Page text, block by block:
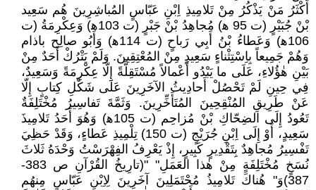
أَكْثَرُ مَنْ يَذْكُرُ مِنْ تَلامِيذِ اِبْنِ عَبّاسٍ المُباشِرِينَ هُم سَعِيد
بْنْ جُبَيْرٍ (ت 95 ﮬ) مُجاهِدُ بْنْ جَبْرٍ (ت 103ﮬ) وَعِكْرِمَةُ (ت
106ﮬ) وَعَطاءُ بْنُ أَبِي رَباحٍ (ت 114ﮬ) وَأَبُو صالِح باذام
وَهُمْ جَمِيعاً بِاِسْتِثْناءٍ سَعِيدٍ مِنْ المُعْتِقِينَ. وَلَمْ يَتْرُكْ أَحَدٌ مِنْ
بَيْنِ هٰؤُلاءِ، عَلَى ما يَبْدُو أَعْمالاً مُسْتَقِلَّةً إِلّا عِكْرِمَةً وَسَعِيدٌ،
فِي حِينِ لَمْ تَحْصُلْ أَحادِيثُ الآخَرِينَ عَلَى شَكْلِ كِتابٍ إِلّا
عَنْ طَرِيقِ المُنْقِحِينَ المُتَأَخِّرِينَ. وَثَمَّةَ تَفاسِيرُ مُخْتَلِفَةٌ
تَعُودُ إِلَى الضِحّاكِ بْنْ مُزاحِم (ت 105ﮬ) وَهُوَ أَحَدُ تَلامِيذَ
سَعِيدٍ، أَوْ إِلَى اِبْنِ جُرَيْجٍ (ت 150) تِلْمِيذِ عَطاءٍ، وَقَدْ حَظِيَ
تَفْسِيرُ مُجاهِدٌ بِتَقْدِيرٍ كَبِيرٍ، إِذْ يَعْرِفُ الفِهْرَسْتُ وَحْدَهُ ثَلاثَ
نُسَخٍ مُخْتَلِفَةٍ مِنْ هٰذا العَمَلِ" "(تارِيخُ القُرْآنِ ص 383-
387)وَ" هُناكَ تَلامِيذُ مُحْتَمَلِينَ آخَرِينَ لِاِبْنِ عَبّاسٍ مِنهُم